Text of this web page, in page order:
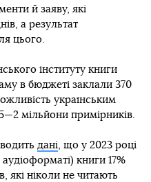
й заяву, які
а результат
цього.
інституту книги
в бюджеті заклали 370
українським
мільйони примірників.
дані, що у 2023 році
книги 17%
які ніколи не читають